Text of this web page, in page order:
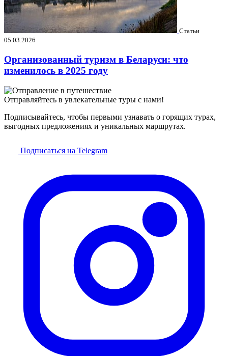
Статьи
05.03.2026
Организованный туризм в Беларуси: что
изменилось в 2025 году
Отправляйтесь в увлекательные туры с нами!
Подписывайтесь, чтобы первыми узнавать о горящих турах,
выгодных предложениях и уникальных маршрутах.
Подписаться на Telegram